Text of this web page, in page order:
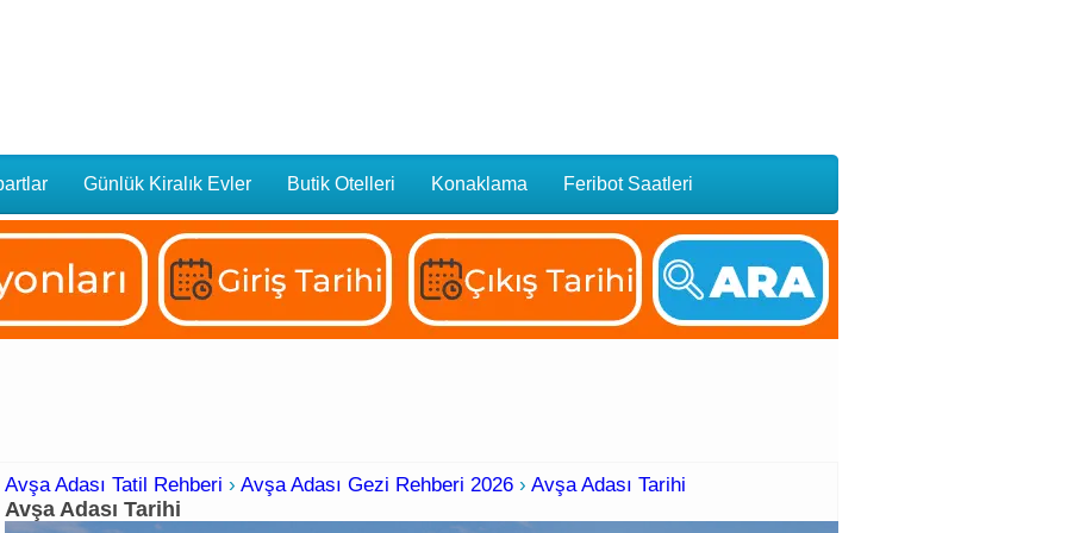
Günlük Kiralık Evler Butik Otelleri Konaklama Feribot Saatleri
Avşa Adası Tatil Rehberi › Avşa Adası Gezi Rehberi 2026 › Avşa Adası Tarihi
Avşa Adası Tarihi